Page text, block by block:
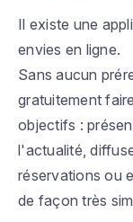
Il existe une
envies en ligne.
Sans aucun
gratuitement
objectifs :
l'actualité,
réservations ou
de façon très